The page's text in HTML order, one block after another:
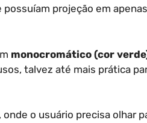
projeção em
monocromático (cor
talvez até mais prática
o usuário precisa olhar